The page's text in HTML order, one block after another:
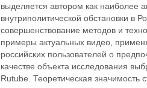
выделяется автором как наиболее
внутриполитической обстановки в
совершенствование методов и
примеры актуальных видео,
российских пользователей о
качестве объекта исследования
Rutube. Теоретическая значимость